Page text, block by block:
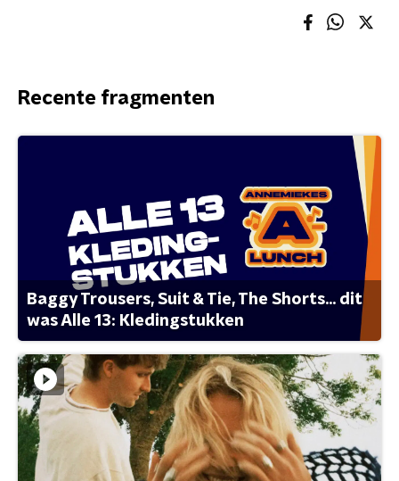
Recente fragmenten
Baggy Trousers, Suit & Tie, The Shorts... dit
was Alle 13: Kledingstukken